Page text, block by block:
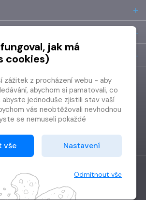
Grand IT s.r.o.
© 2026 Radioservis a.s.
jak má
cookies)
zážitek z procházení webu - aby
abychom si pamatovali, co
abyste jednoduše zjistili stav vaší
vás neobtěžovali nevhodnou
se nemuseli pokaždé
souhlas se
cookies
nám ho dáte a pomůžete nám tak
vše Nastavení
Odmítnout vše